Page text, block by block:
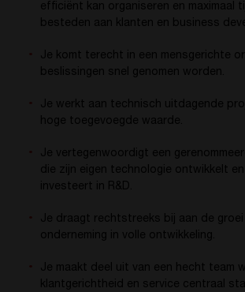
efficiënt kan organiseren en maximaal
besteden aan klanten en business
Je komt terecht in een mensgerichte
beslissingen snel genomen worden.
Je werkt aan technisch uitdagende
hoge toegevoegde waarde.
Je vertegenwoordigt een
die zijn eigen technologie ontwikkelt
investeert in R&D.
Je draagt rechtstreeks bij aan de groei
onderneming in volle ontwikkeling.
Je maakt deel uit van een hecht team
klantgerichtheid en service centraal